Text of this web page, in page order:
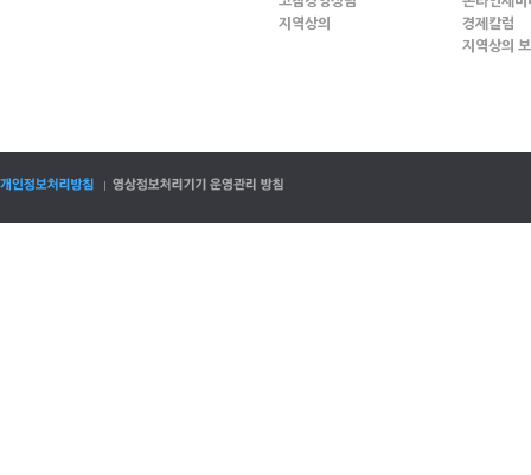
지역상의
경제칼럼
지역상의